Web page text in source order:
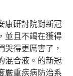
研討院對新冠
並且不竭在獲得
哭得更厲害了，
混合液。的新冠
嚴重疾病防治系